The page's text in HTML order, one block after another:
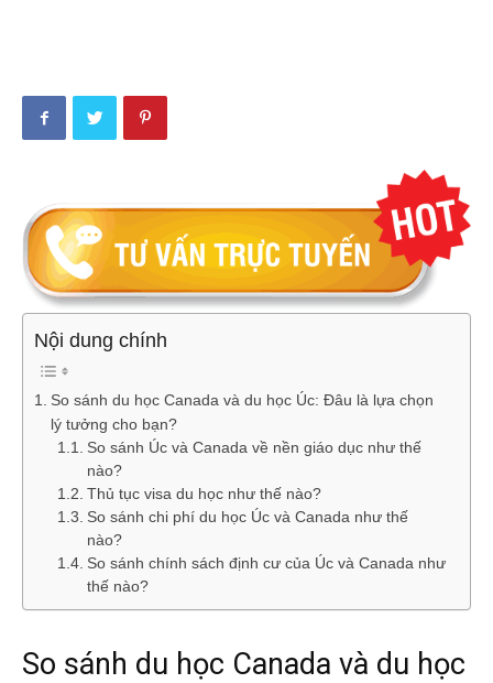
Nội dung chính
So sánh du học Canada và du học Úc: Đâu là lựa chọn
lý tưởng cho bạn?
So sánh Úc và Canada về nền giáo dục như thế
nào?
Thủ tục visa du học như thế nào?
So sánh chi phí du học Úc và Canada như thế
nào?
So sánh chính sách định cư của Úc và Canada như
thế nào?
So sánh du học Canada và du học